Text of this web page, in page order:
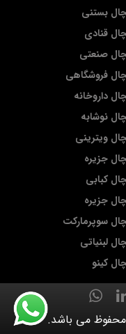
بستنی
قنادی
صنعتی
فروشگاهی
داروخانه
نوشابه
ویترینی
جزیره
کبابی
جزیره
سوپرمارکت
لبنیاتی
کینو
می باشد.